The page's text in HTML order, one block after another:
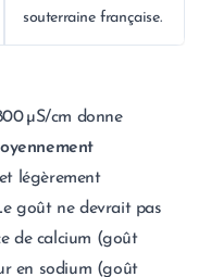
souterraine française.
µS/cm donne
légèrement
goût ne devrait pas
de calcium (goût
en sodium (goût